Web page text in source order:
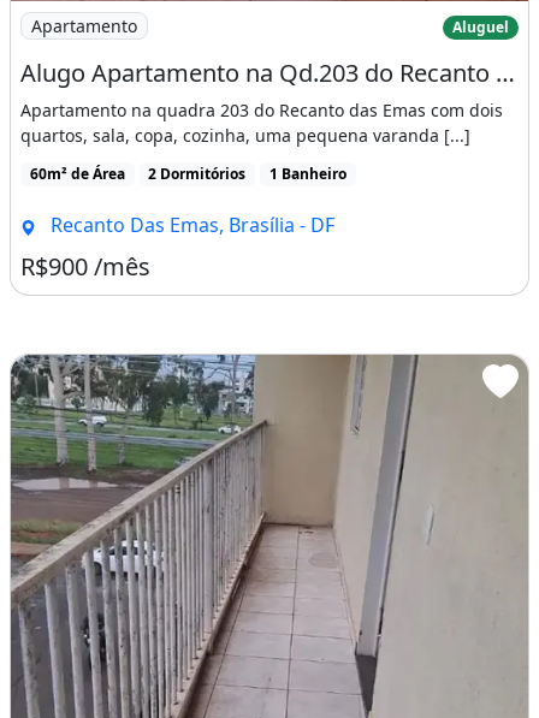
Imagem: Alugo Apartamento na Qd.203 do Recanto das
Apartamento Aluguel
Alugo Apartamento na Qd.203 do Recanto das Emas - Brasília - Df
Apartamento na quadra 203 do Recanto das Emas com dois
quartos, sala, copa, cozinha, uma pequena varanda [...]
60m² de Área 2 Dormitórios 1 Banheiro
Recanto Das Emas, Brasília - DF
R$900 /mês